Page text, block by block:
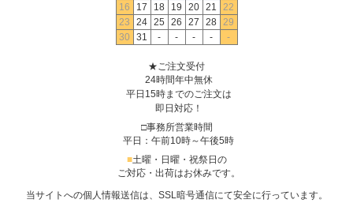
16
17 18 19 20 21
22
23
24 25 26 27 28
29
30
31 - - - - -
★ご注文受付
24時間年中無休
平日15時までのご注文は
即日対応！
□事務所営業時間
平日：午前10時～午後5時
■土曜・日曜・祝祭日の
ご対応・出荷はお休みです。
当サイトへの個人情報送信は、SSL暗号通信にて安全に行っています。